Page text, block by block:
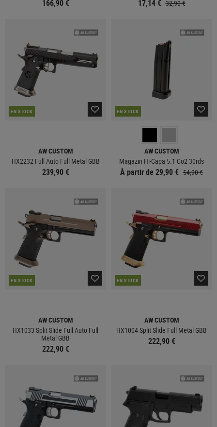
166,90 € 17,14 € 32,90 €
EN STOCK
AW CUSTOM
HX2232 Full Auto Full Metal GBB
239,90 €
EN STOCK
AW CUSTOM
Magazin Hi-Capa 5.1 Co2 30rds
À partir de 29,90 € 54,90 €
EN STOCK
AW CUSTOM
HX1033 Split Slide Full Auto Full
Metal GBB
222,90 €
EN STOCK
AW CUSTOM
HX1004 Split Slide Full Metal GBB
222,90 €